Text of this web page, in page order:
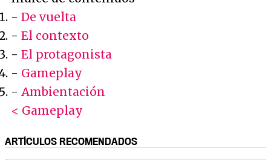
- De vuelta
- El contexto
- El protagonista
- Gameplay
- Ambientación
< Gameplay
ARTÍCULOS RECOMENDADOS